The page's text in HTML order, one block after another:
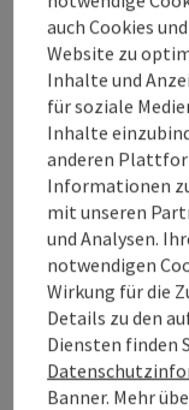
Pakete
A1
Lotto
Kontakt
auch Cookies
Website zu
Inhalte und
für soziale
Inhalte
anderen
Informationen
mit unseren
und Analysen.
notwendigen
Wirkung für die
Details zu den
Diensten finden
Banner. Mehr